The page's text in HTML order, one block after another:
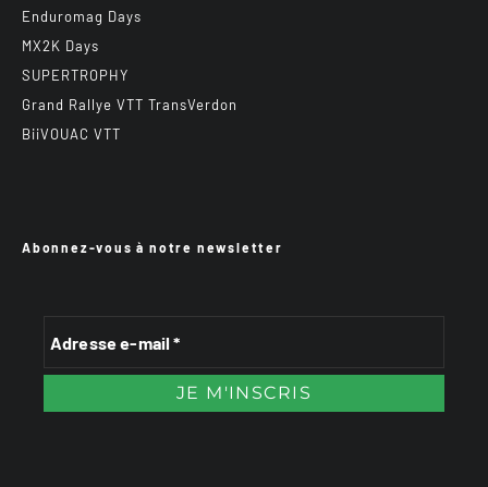
Enduromag Days
MX2K Days
SUPERTROPHY
Grand Rallye VTT TransVerdon
BiiVOUAC VTT
Abonnez-vous à notre newsletter